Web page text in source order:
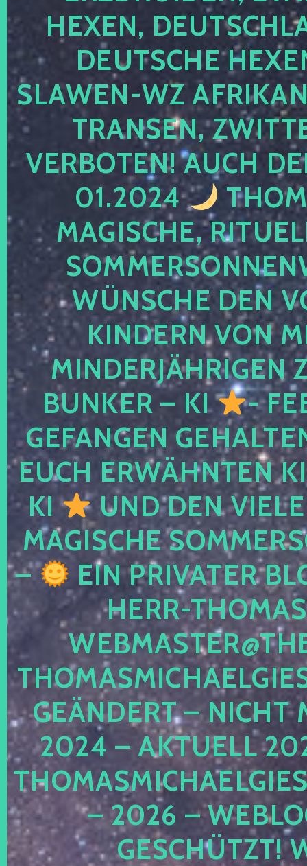
HEXEN,
DEUTSCHE
SLAWEN-WZ
TRANSEN,
VERBOTEN! AUCH
01.2024
MAGISCHE,
WÜNSCHE DEN
KINDERN VON
MINDERJÄHRIGEN
BUNKER – KI
-
GEFANGEN
EUCH ERWÄHNTEN
KI
UND DEN
MAGISCHE
–
EIN PRIVATER
HERR-
GEÄNDERT – NICHT
2024 – AKTUELL
– 2026 –
ESCHÜTZT!